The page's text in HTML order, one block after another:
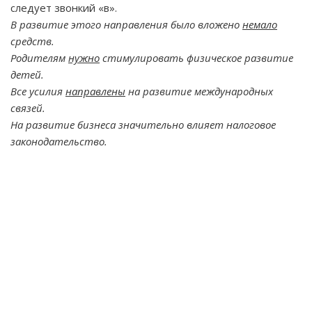
следует звонкий «в».
В развитие этого направления было вложено немало
средств.
Родителям нужно стимулировать физическое развитие
детей.
Все усилия направлены на развитие международных
связей.
На развитие бизнеса значительно влияет налоговое
законодательство.